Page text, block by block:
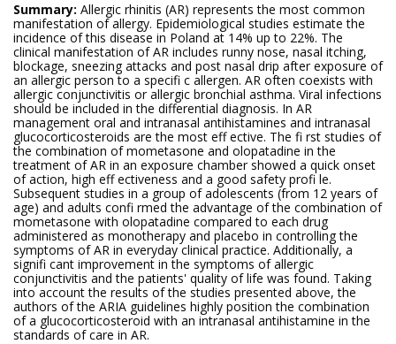
Summary: Allergic rhinitis (AR) represents the most common
manifestation of allergy. Epidemiological studies estimate the
incidence of this disease in Poland at 14% up to 22%. The
clinical manifestation of AR includes runny nose, nasal itching,
blockage, sneezing attacks and post nasal drip after exposure of
an allergic person to a specifi c allergen. AR often coexists with
allergic conjunctivitis or allergic bronchial asthma. Viral infections
should be included in the differential diagnosis. In AR
management oral and intranasal antihistamines and intranasal
glucocorticosteroids are the most eff ective. The fi rst studies of
the combination of mometasone and olopatadine in the
treatment of AR in an exposure chamber showed a quick onset
of action, high eff ectiveness and a good safety profi le.
Subsequent studies in a group of adolescents (from 12 years of
age) and adults confi rmed the advantage of the combination of
mometasone with olopatadine compared to each drug
administered as monotherapy and placebo in controlling the
symptoms of AR in everyday clinical practice. Additionally, a
signifi cant improvement in the symptoms of allergic
conjunctivitis and the patients' quality of life was found. Taking
into account the results of the studies presented above, the
authors of the ARIA guidelines highly position the combination
of a glucocorticosteroid with an intranasal antihistamine in the
standards of care in AR.